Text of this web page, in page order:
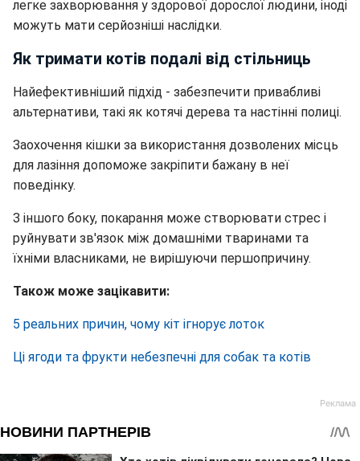
легке захворювання у здорової дорослої людини, іноді
можуть мати серйозніші наслідки.
Як тримати котів подалі від стільниць
Найефективніший підхід - забезпечити привабливі
альтернативи, такі як котячі дерева та настінні полиці.
Заохочення кішки за використання дозволених місць
для лазіння допоможе закріпити бажану в неї
поведінку.
З іншого боку, покарання може створювати стрес і
руйнувати зв'язок між домашніми тваринами та
їхніми власниками, не вирішуючи першопричину.
Також може зацікавити:
5 реальних причин, чому кіт ігнорує лоток
Ці ягоди та фрукти небезпечні для собак та котів